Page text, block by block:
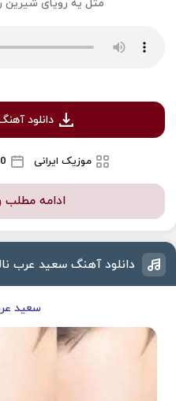
مثل یه رویای شیرین
دانلود
موزیک ایرانی 30
ادامه مطلب
دانلود آهنگ سعید عرب
سعید